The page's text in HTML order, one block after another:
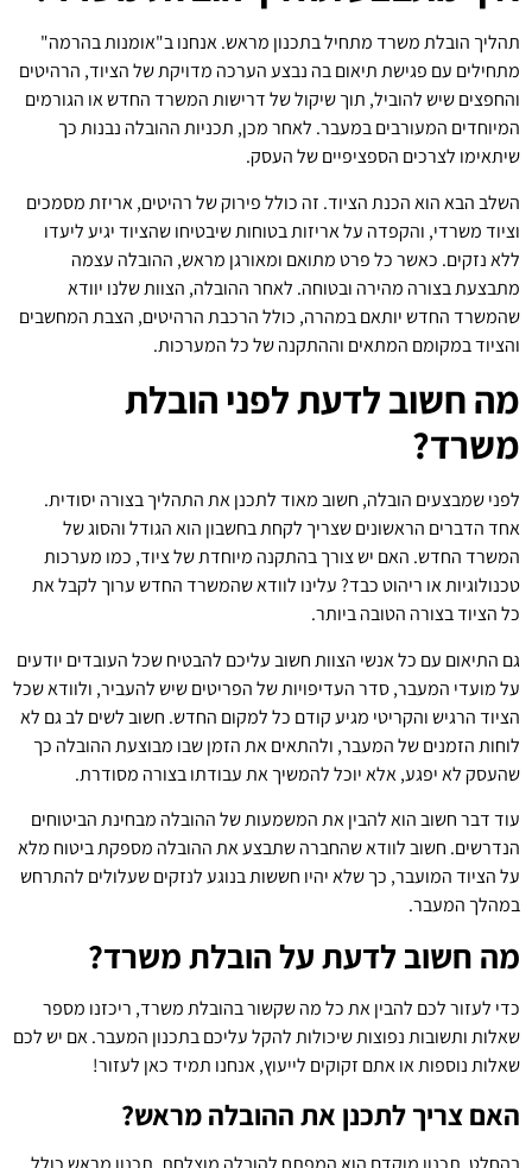
תהליך הובלת משרד מתחיל בתכנון מראש. אנחנו ב"אומנות בהרמה"
מתחילים עם פגישת תיאום בה נבצע הערכה מדויקת של הציוד, הרהיטים
והחפצים שיש להוביל, תוך שיקול של דרישות המשרד החדש או הגורמים
המיוחדים המעורבים במעבר. לאחר מכן, תכניות ההובלה נבנות כך
שיתאימו לצרכים הספציפיים של העסק.
השלב הבא הוא הכנת הציוד. זה כולל פירוק של רהיטים, אריזת מסמכים
וציוד משרדי, והקפדה על אריזות בטוחות שיבטיחו שהציוד יגיע ליעדו
ללא נזקים. כאשר כל פרט מתואם ומאורגן מראש, ההובלה עצמה
מתבצעת בצורה מהירה ובטוחה. לאחר ההובלה, הצוות שלנו יוודא
שהמשרד החדש יותאם במהרה, כולל הרכבת הרהיטים, הצבת המחשבים
והציוד במקומם המתאים וההתקנה של כל המערכות.
מה חשוב לדעת לפני הובלת
משרד?
לפני שמבצעים הובלה, חשוב מאוד לתכנן את התהליך בצורה יסודית.
אחד הדברים הראשונים שצריך לקחת בחשבון הוא הגודל והסוג של
המשרד החדש. האם יש צורך בהתקנה מיוחדת של ציוד, כמו מערכות
טכנולוגיות או ריהוט כבד? עלינו לוודא שהמשרד החדש ערוך לקבל את
כל הציוד בצורה הטובה ביותר.
גם התיאום עם כל אנשי הצוות חשוב עליכם להבטיח שכל העובדים יודעים
על מועדי המעבר, סדר העדיפויות של הפריטים שיש להעביר, ולוודא שכל
הציוד הרגיש והקריטי מגיע קודם כל למקום החדש. חשוב לשים לב גם לא
לוחות הזמנים של המעבר, ולהתאים את הזמן שבו מבוצעת ההובלה כך
שהעסק לא יפגע, אלא יוכל להמשיך את עבודתו בצורה מסודרת.
עוד דבר חשוב הוא להבין את המשמעות של ההובלה מבחינת הביטוחים
הנדרשים. חשוב לוודא שהחברה שתבצע את ההובלה מספקת ביטוח מלא
על הציוד המועבר, כך שלא יהיו חששות בנוגע לנזקים שעלולים להתרחש
במהלך המעבר.
מה חשוב לדעת על הובלת משרד?
כדי לעזור לכם להבין את כל מה שקשור בהובלת משרד, ריכזנו מספר
שאלות ותשובות נפוצות שיכולות להקל עליכם בתכנון המעבר. אם יש לכם
שאלות נוספות או אתם זקוקים לייעוץ, אנחנו תמיד כאן לעזור!
האם צריך לתכנן את ההובלה מראש?